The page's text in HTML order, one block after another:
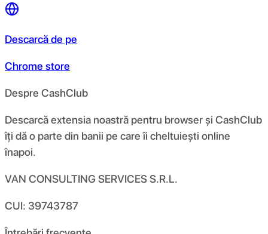
Descarcă de pe
Chrome store
Despre CashClub
Descarcă extensia noastră pentru browser și CashClub
îți dă o parte din banii pe care îi cheltuiești online
înapoi.
VAN CONSULTING SERVICES S.R.L.
CUI: 39743787